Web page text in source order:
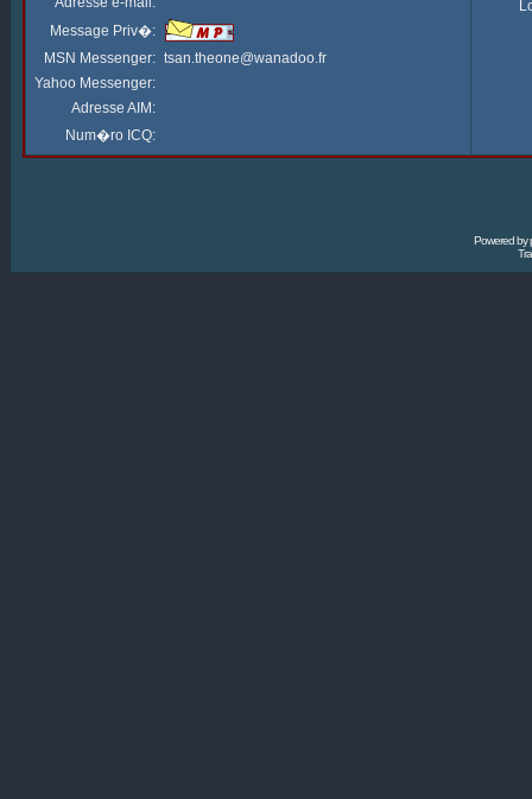
Message Priv�:
MSN Messenger: tsan.theone@wanadoo.fr
Yahoo Messenger:
Adresse AIM:
Num�ro ICQ:
Powered by